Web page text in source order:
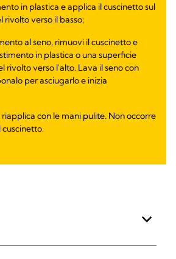
in plastica e applica il cuscinetto sul
rivolto verso il basso;
al seno, rimuovi il cuscinetto e
in plastica o una superficie
rivolto verso l'alto. Lava il seno con
per asciugarlo e inizia
con le mani pulite. Non occorre
cuscinetto.